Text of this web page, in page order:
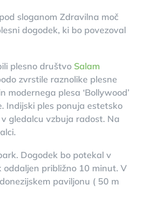
sloganom Zdravilna moč
dogodek, ki bo povezoval
plesno društvo Salam
zvrstile raznolike plesne
modernega plesa ‘Bollywood’
Indijski ples ponuja estetsko
gledalcu vzbuja radost. Na
Dogodek bo potekal v
približno 10 minut. V
paviljonu ( 50 m